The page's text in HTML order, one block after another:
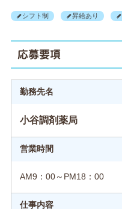
シフト制 昇給あり
応募要項
勤務先名
小谷調剤薬局
営業時間
AM9：00～PM18：00
仕事内容